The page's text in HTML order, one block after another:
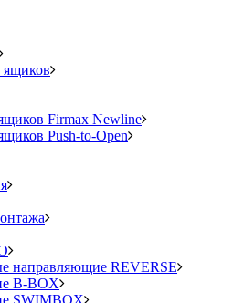
Firmax Newline
Push-to-Open
направляющие REVERSE
B-BOX
SWIMBOX